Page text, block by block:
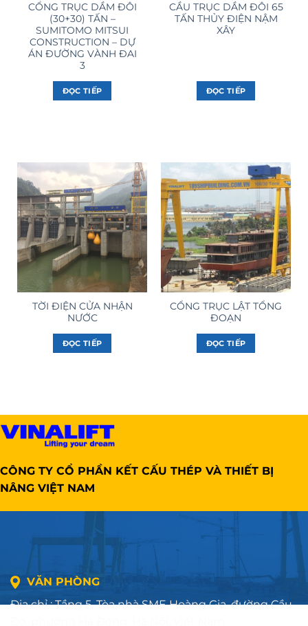
CỔNG TRỤC DẦM ĐÔI
(30+30) TẤN –
SUMITOMO MITSUI
CONSTRUCTION – DỰ
ÁN ĐƯỜNG VÀNH ĐAI
3
ĐỌC TIẾP
CẦU TRỤC DẦM ĐÔI 65
TẤN THỦY ĐIỆN NẬM
XÂY
ĐỌC TIẾP
TỜI ĐIỆN CỬA NHẬN
NƯỚC
ĐỌC TIẾP
CỔNG TRỤC LẬT TỔNG
ĐOẠN
ĐỌC TIẾP
CÔNG TY CỔ PHẦN KẾT CẤU THÉP VÀ THIẾT BỊ
NÂNG VIỆT NAM
VĂN PHÒNG
Địa chỉ : Tầng 5, Tòa nhà SME Hoàng Gia, đường Cầu